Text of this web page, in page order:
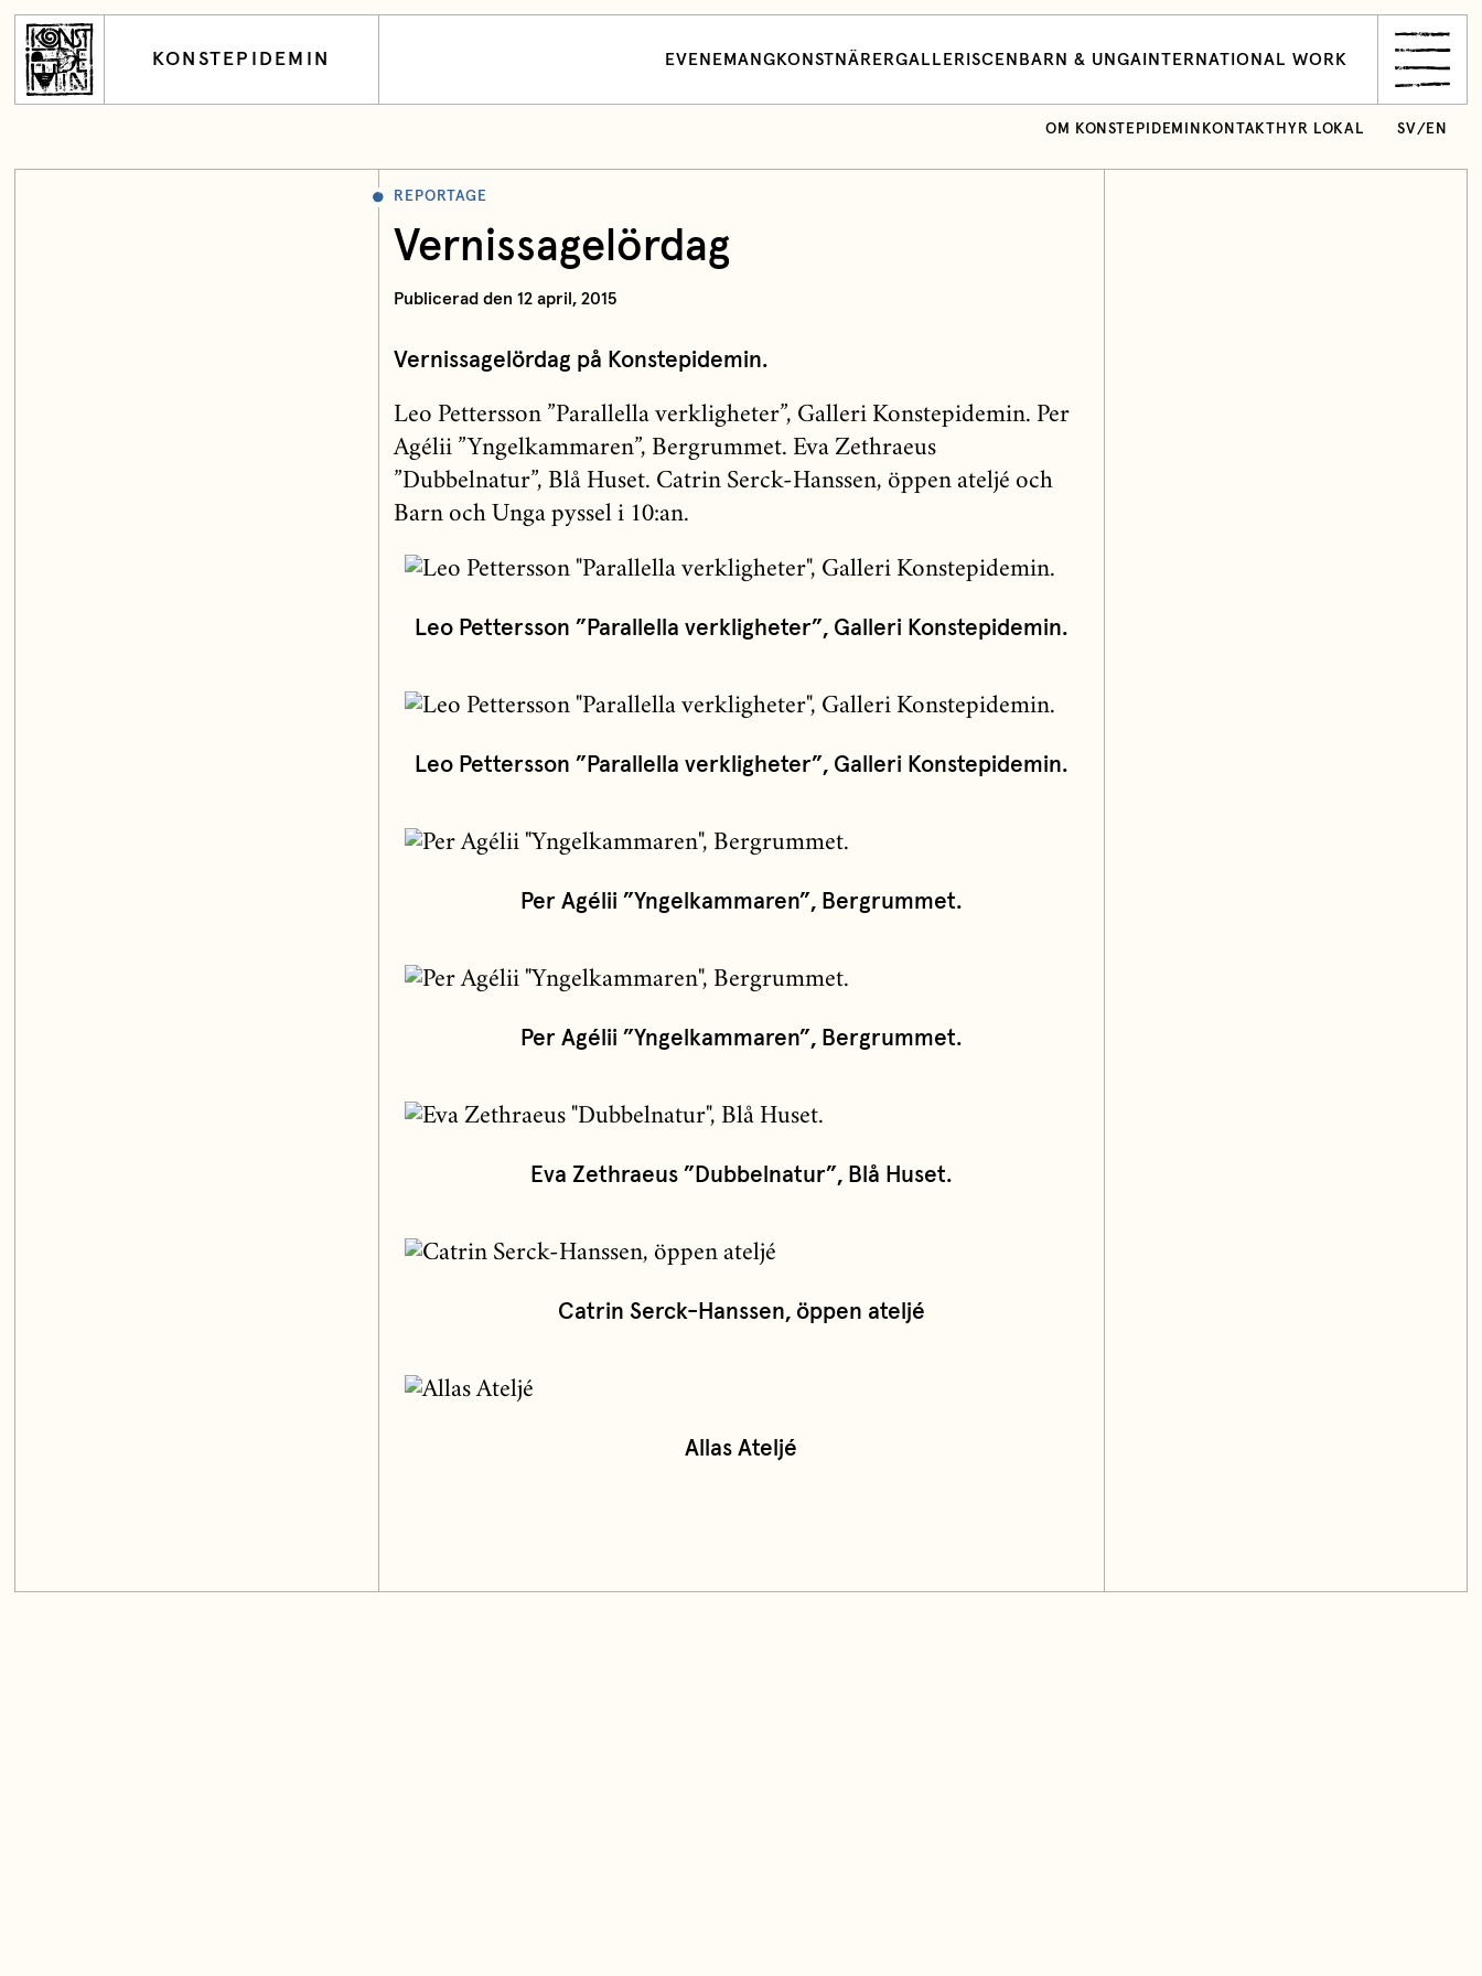
KONSTEPIDEMIN EVENEMANG KONSTNÄRERGALLERI SCEN BARN & UNGA INTERNATIONAL WORK
OM KONSTEPIDEMIN KONTAKT HYR LOKAL SV/ EN
REPORTAGE
Vernissagelördag
Publicerad den 12 april, 2015
Vernissagelördag på Konstepidemin.
Leo Pettersson ”Parallella verkligheter”, Galleri Konstepidemin. Per
Agélii ”Yngelkammaren”, Bergrummet. Eva Zethraeus
”Dubbelnatur”, Blå Huset. Catrin Serck-Hanssen, öppen ateljé och
Barn och Unga pyssel i 10:an.
Leo Pettersson ”Parallella verkligheter”, Galleri Konstepidemin.
Leo Pettersson ”Parallella verkligheter”, Galleri Konstepidemin.
Per Agélii ”Yngelkammaren”, Bergrummet.
Per Agélii ”Yngelkammaren”, Bergrummet.
Eva Zethraeus ”Dubbelnatur”, Blå Huset.
Catrin Serck-Hanssen, öppen ateljé
Allas Ateljé